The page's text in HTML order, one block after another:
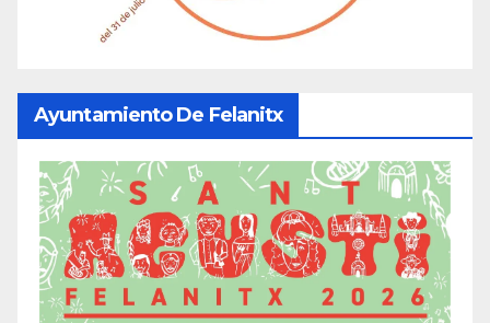
Ayuntamiento De Felanitx